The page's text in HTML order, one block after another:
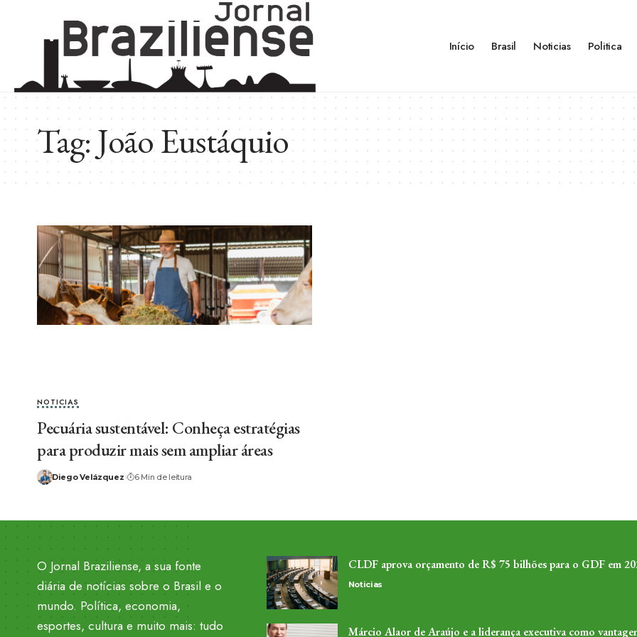
Início Brasil Noticias Politica
Tag:João Eustáquio
NOTICIAS
Pecuária sustentável: Conheça estratégias
para produzir mais sem ampliar áreas
Diego Velázquez 6 Min de leitura
O Jornal Braziliense, a sua fonte
diária de notícias sobre o Brasil e o
mundo. Política, economia,
esportes, cultura e muito mais: tudo
CLDF aprova orçamento de R$ 75 bilhões para o GDF em
Noticias
Márcio Alaor de Araújo e a liderança executiva como